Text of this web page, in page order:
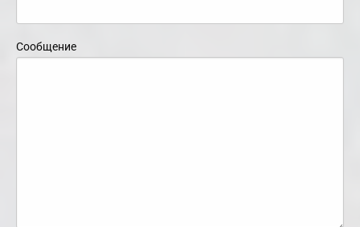
Сообщение